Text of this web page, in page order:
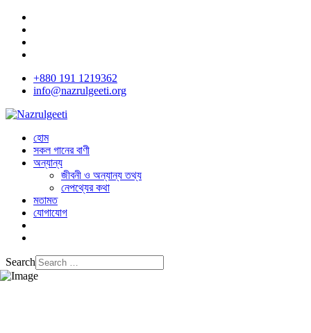
+880 191 1219362
info@nazrulgeeti.org
হোম
সকল গানের বাণী
অন্যান্য
জীবনী ও অন্যান্য তথ্য
নেপথ্যের কথা
মতামত
যোগাযোগ
Search